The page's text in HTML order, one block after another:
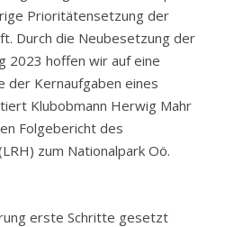
Prioritätensetzung der
Durch die Neubesetzung der
2023 hoffen wir auf eine
der Kernaufgaben eines
Klubobmann Herwig Mahr
Folgebericht des
zum Nationalpark Oö.
erste Schritte gesetzt